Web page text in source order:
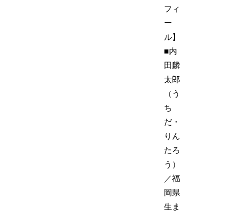
フィ
ー
ル】
■内
田麟
太郎
（う
ち
だ・
りん
たろ
う）
／福
岡県
生ま